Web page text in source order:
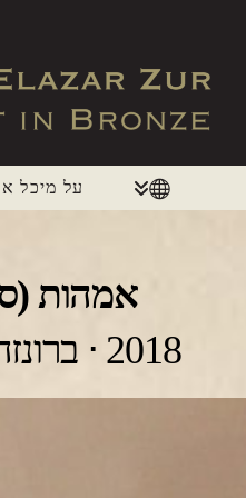
על מיכל
אמהות
2018 ⋅ ברונזה ⋅ 38x50x28